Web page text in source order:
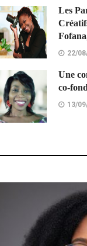
Les
22/
Une
co-
13/